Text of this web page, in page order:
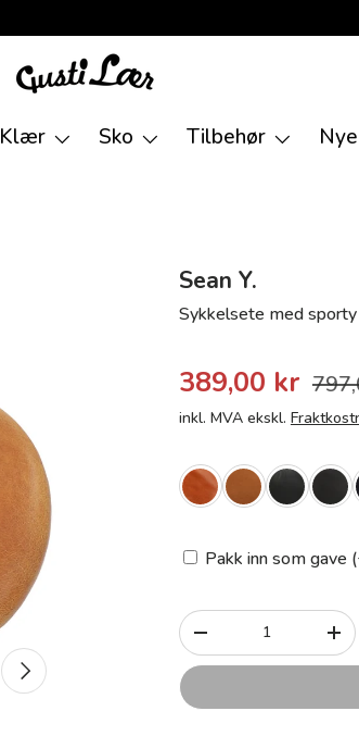
Klær Sko Tilbehør
Neste
Sean Y.
Sykkelsete med
389,00 kr
inkl. MVA ekskl.
Pakk inn som gave
Antall
-
+